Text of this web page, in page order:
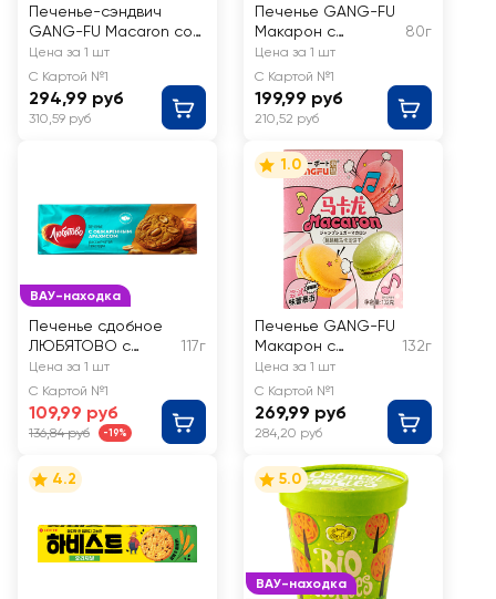
Печенье-сэндвич
GANG-FU Macaron со
кусом чая матча, 132г
Цена за 1 шт
С Картой №1
294,99 руб
310,59 руб
Печенье GANG-FU
Макарон с
кремовым вкусом и
взрывной
карамелью
80г
Цена за 1 шт
С Картой №1
199,99 руб
210,52 руб
ВАУ-находка
Печенье сдобное
ЛЮБЯТОВО с
обжаренным
арахисом
117г
Цена за 1 шт
С Картой №1
109,99 руб
136,84 руб -19%
1.0
Печенье GANG-FU
Макарон с
клубничным
вкусом
132г
Цена за 1 шт
С Картой №1
269,99 руб
284,20 руб
4.2
ВАУ-находка
5.0